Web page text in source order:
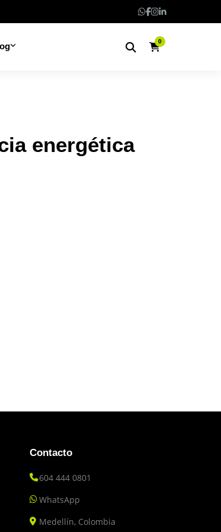
0
energética
Contacto
604 444 0801
WhatsApp
Medellín, Colombia